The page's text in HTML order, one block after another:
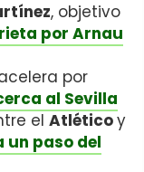
, objetivo
por Arnau
por
al Sevilla
el Atléticoy
un paso del